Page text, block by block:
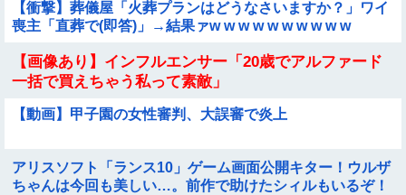
【衝撃】葬儀屋「火葬プランはどうなさいますか？」ワイ
喪主「直葬で(即答)」→結果ァw w w w w w w w w w
【画像あり】インフルエンサー「20歳でアルファード
一括で買えちゃう私って素敵」
【動画】甲子園の女性審判、大誤審で炎上
アリスソフト「ランス10」ゲーム画面公開キター！ウルザ
ちゃんは今回も美しい…。前作で助けたシィルもいるぞ！